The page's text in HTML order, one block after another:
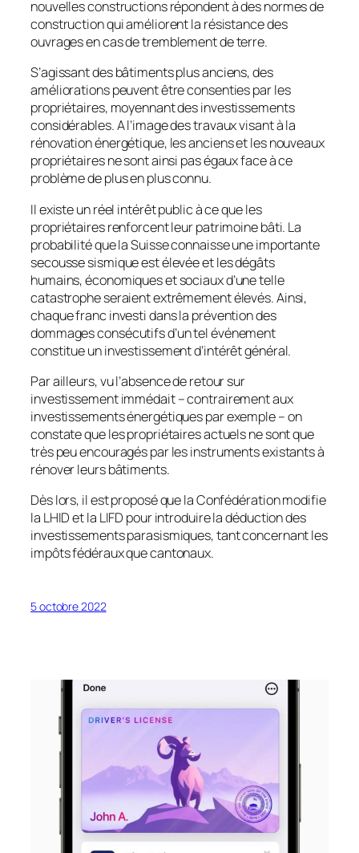
nouvelles constructions répondent à des normes de
construction qui améliorent la résistance des
ouvrages en cas de tremblement de terre.
S’agissant des bâtiments plus anciens, des
améliorations peuvent être consenties par les
propriétaires, moyennant des investissements
considérables. A l’image des travaux visant à la
rénovation énergétique, les anciens et les nouveaux
propriétaires ne sont ainsi pas égaux face à ce
problème de plus en plus connu.
Il existe un réel intérêt public à ce que les
propriétaires renforcent leur patrimoine bâti. La
probabilité que la Suisse connaisse une importante
secousse sismique est élevée et les dégâts
humains, économiques et sociaux d’une telle
catastrophe seraient extrêmement élevés. Ainsi,
chaque franc investi dans la prévention des
dommages consécutifs d’un tel événement
constitue un investissement d’intérêt général.
Par ailleurs, vu l’absence de retour sur
investissement immédait – contrairement aux
investissements énergétiques par exemple – on
constate que les propriétaires actuels ne sont que
très peu encouragés par les instruments existants à
rénover leurs bâtiments.
Dès lors, il est proposé que la Confédération modifie
la LHID et la LIFD pour introduire la déduction des
investissements parasismiques, tant concernant les
impôts fédéraux que cantonaux.
5 octobre 2022